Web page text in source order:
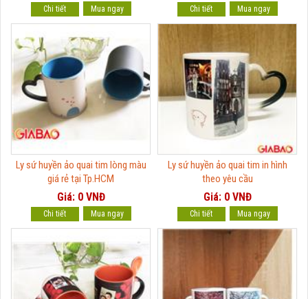
Chi tiết Chi tiết
Ly sứ huyền ảo quai tim lòng màu
giá rẻ tại Tp.HCM
Giá: 0 VNĐ
Chi tiết
Ly sứ huyền ảo quai tim in hình
theo yêu cầu
Giá: 0 VNĐ
Chi tiết